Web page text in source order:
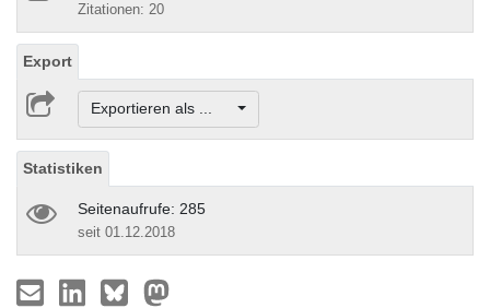
Zitationen: 20
Export
Exportieren als ...
Statistiken
Seitenaufrufe: 285
seit 01.12.2018